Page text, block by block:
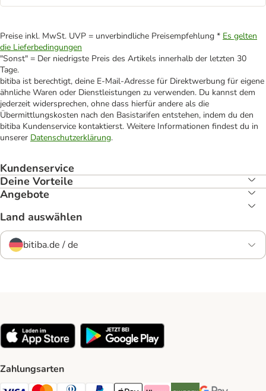
Preise inkl. MwSt. UVP = unverbindliche Preisempfehlung * Es gelten
die Lieferbedingungen
"Sonst" = Der niedrigste Preis des Artikels innerhalb der letzten 30
Tage.
bitiba ist berechtigt, deine E-Mail-Adresse für Direktwerbung für eigene
ähnliche Waren oder Dienstleistungen zu verwenden. Du kannst dem
jederzeit widersprechen, ohne dass hierfür andere als die
Übermittlungskosten nach den Basistarifen entstehen, indem du den
bitiba Kundenservice kontaktierst. Weitere Informationen findest du in
unserer Datenschutzerklärung.
Kundenservice
Deine Vorteile
Angebote
Land auswählen
bitiba.de / de
Zahlungsarten